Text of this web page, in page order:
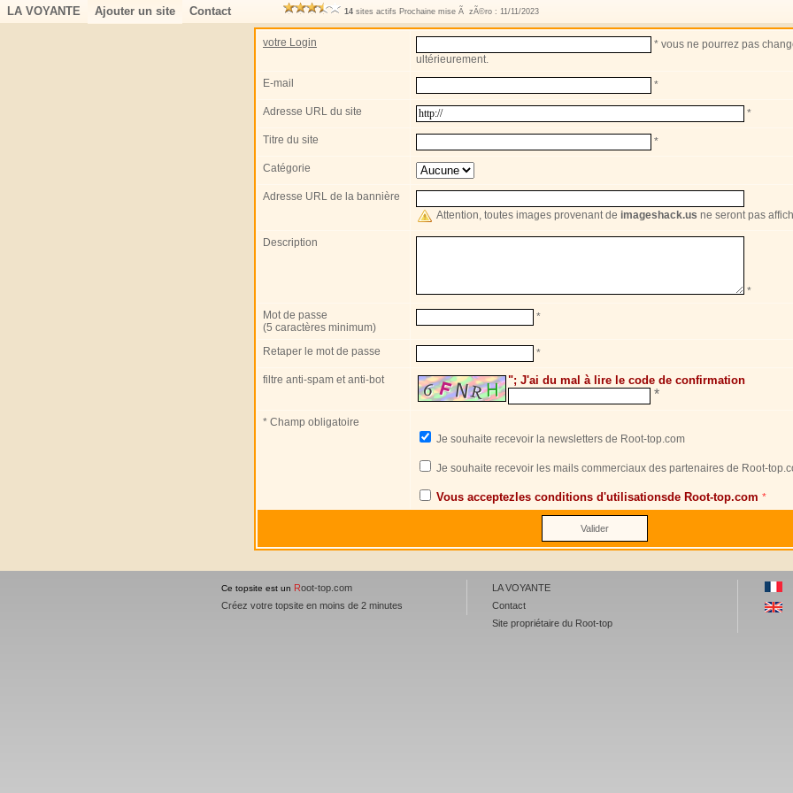
LA VOYANTE Ajouter un site Contact 14 sites actifs Prochaine mise Ã zÃ©ro : 11/11/2023
votre Login * vous ne pourrez pas
ultérieurement.
E-mail
*
Adresse URL du site *
Titre du site *
Catégorie
Adresse URL de la bannière
Attention, toutes images provenant de imageshack.us ne seront pas
Description
*
Mot de passe
(5 caractères minimum)
*
Retaper le mot de passe *
filtre anti-spam et anti-bot "; J'ai du mal à lire le code de confirmation
*
* Champ obligatoire
Je souhaite recevoir la newsletters de Root-top.com
Je souhaite recevoir les mails commerciaux des partenaires de Root-
Vous acceptezles conditions d'utilisationsde Root-top.com *
Ce topsite est un Root-top.com
Créez votre topsite en moins de 2 minutes
LA VOYANTE
Contact
Site propriétaire du Root-top